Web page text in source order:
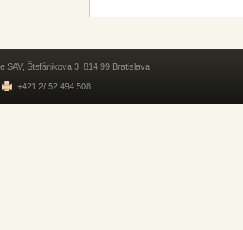
SAV, Štefánikova 3, 814 99 Bratislava
+421 2/ 52 494 508